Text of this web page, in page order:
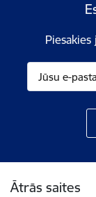
Piesakies
Ātrās saites